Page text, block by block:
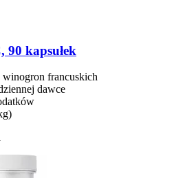
90 kapsułek
winogron francuskich
dawce